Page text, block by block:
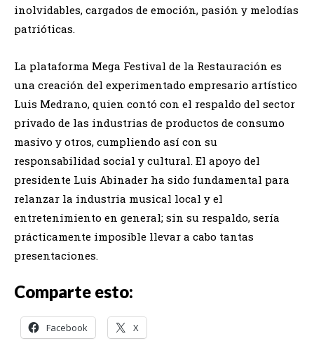
inolvidables, cargados de emoción, pasión y melodías
patrióticas.
La plataforma Mega Festival de la Restauración es
una creación del experimentado empresario artístico
Luis Medrano, quien contó con el respaldo del sector
privado de las industrias de productos de consumo
masivo y otros, cumpliendo así con su
responsabilidad social y cultural. El apoyo del
presidente Luis Abinader ha sido fundamental para
relanzar la industria musical local y el
entretenimiento en general; sin su respaldo, sería
prácticamente imposible llevar a cabo tantas
presentaciones.
Comparte esto:
Facebook X